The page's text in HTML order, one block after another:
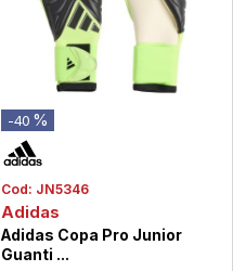
-40 %
Cod: JN5346
Adidas
Adidas Copa Pro Junior
Guanti ...